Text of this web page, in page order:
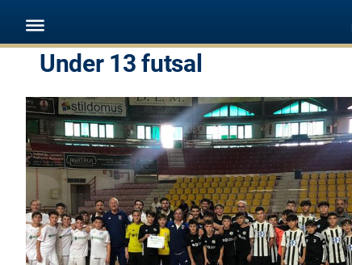
Federazione
Nazionali
Tecnici
SGS
Paralimpico
Serie
Women
Serie
Under 13 futsal